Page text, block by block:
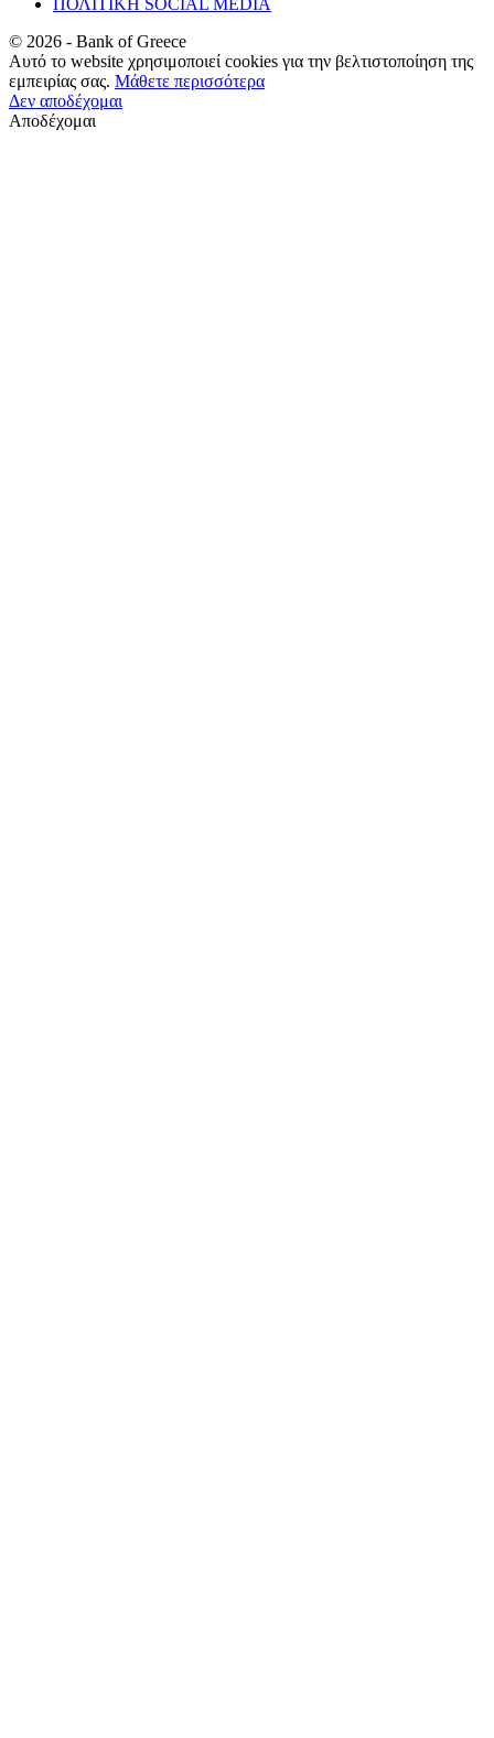
© 2026 - Bank of Greece
Αυτό το website χρησιμοποιεί cookies για την βελτιστοποίηση της
εμπειρίας σας. Μάθετε περισσότερα
Δεν αποδέχομαι
Αποδέχομαι